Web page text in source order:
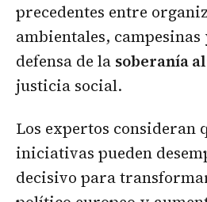
precedentes entre
ambientales,
defensa de la soberanía
justicia social.
Los expertos consideran
iniciativas pueden
decisivo para